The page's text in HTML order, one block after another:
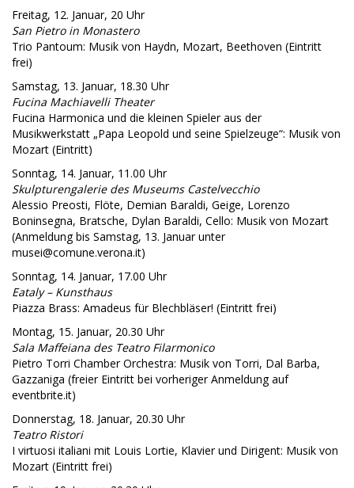
Freitag, 12. Januar, 20 Uhr
San Pietro in Monastero
Trio Pantoum: Musik von Haydn, Mozart, Beethoven (Eintritt
frei)
Samstag, 13. Januar, 18.30 Uhr
Fucina Machiavelli Theater
Fucina Harmonica und die kleinen Spieler aus der
Musikwerkstatt „Papa Leopold und seine Spielzeuge“: Musik von
Mozart (Eintritt)
Sonntag, 14. Januar, 11.00 Uhr
Skulpturengalerie des Museums Castelvecchio
Alessio Preosti, Flöte, Demian Baraldi, Geige, Lorenzo
Boninsegna, Bratsche, Dylan Baraldi, Cello: Musik von Mozart
(Anmeldung bis Samstag, 13. Januar unter
musei@comune.verona.it)
Sonntag, 14. Januar, 17.00 Uhr
Eataly – Kunsthaus
Piazza Brass: Amadeus für Blechbläser! (Eintritt frei)
Montag, 15. Januar, 20.30 Uhr
Sala Maffeiana des Teatro Filarmonico
Pietro Torri Chamber Orchestra: Musik von Torri, Dal Barba,
Gazzaniga (freier Eintritt bei vorheriger Anmeldung auf
eventbrite.it)
Donnerstag, 18. Januar, 20.30 Uhr
Teatro Ristori
I virtuosi italiani mit Louis Lortie, Klavier und Dirigent: Musik von
Mozart (Eintritt frei)